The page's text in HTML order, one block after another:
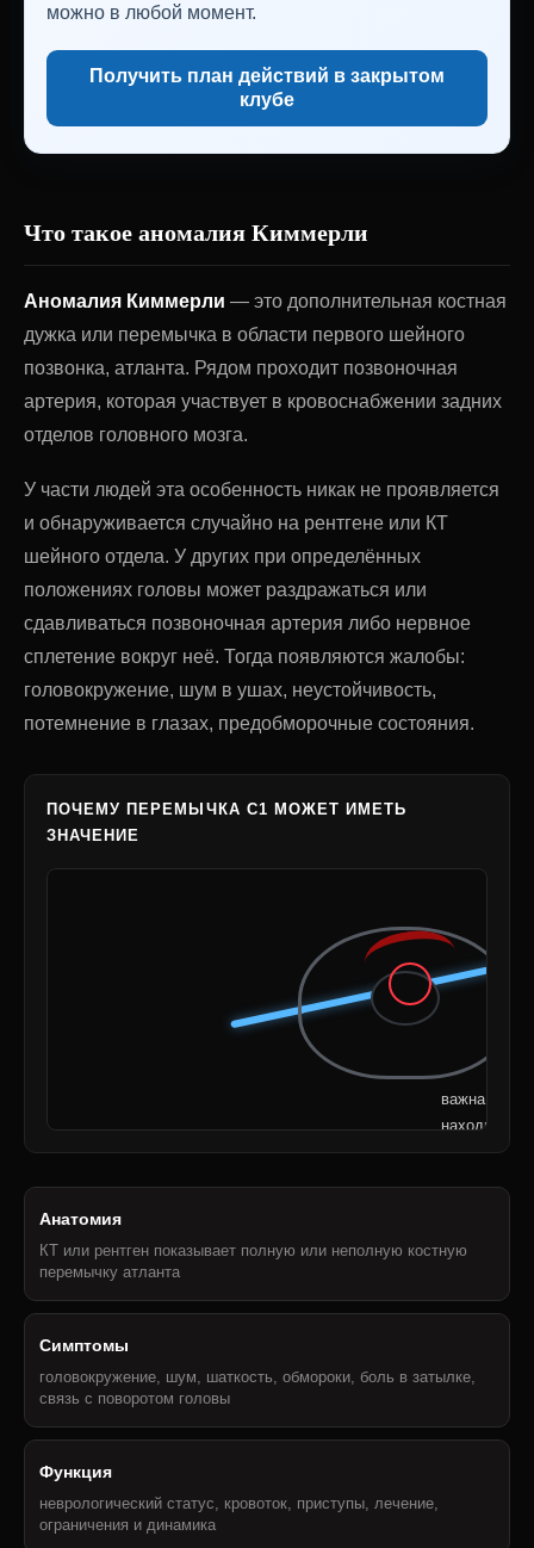
можно в любой момент.
Получить план действий в закрытом
клубе
Что такое аномалия Киммерли
Аномалия Киммерли — это дополнительная костная
дужка или перемычка в области первого шейного
позвонка, атланта. Рядом проходит позвоночная
артерия, которая участвует в кровоснабжении задних
отделов головного мозга.
У части людей эта особенность никак не проявляется
и обнаруживается случайно на рентгене или КТ
шейного отдела. У других при определённых
положениях головы может раздражаться или
сдавливаться позвоночная артерия либо нервное
сплетение вокруг неё. Тогда появляются жалобы:
головокружение, шум в ушах, неустойчивость,
потемнение в глазах, предобморочные состояния.
ПОЧЕМУ ПЕРЕМЫЧКА C1 МОЖЕТ ИМЕТЬ
ЗНАЧЕНИЕ
важна не
находка, а
последствия
Анатомия
КТ или рентген показывает полную или неполную костную
перемычку атланта
Симптомы
головокружение, шум, шаткость, обмороки, боль в затылке,
связь с поворотом головы
Функция
неврологический статус, кровоток, приступы, лечение,
ограничения и динамика